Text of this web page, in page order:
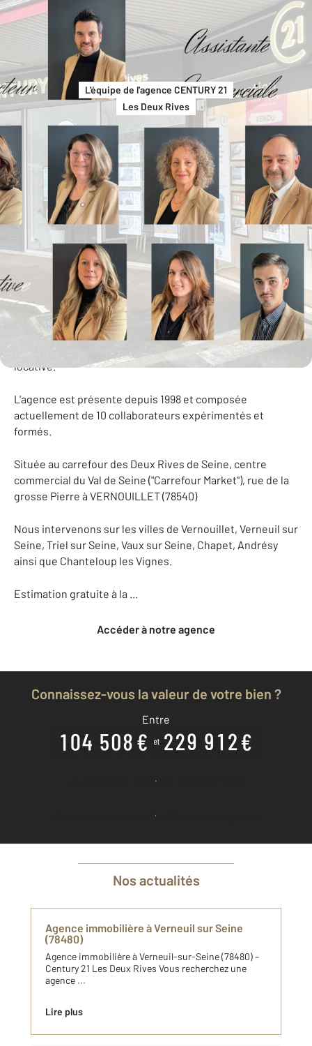
L'équipe de l'agence CENTURY 21
Les Deux Rives
Bienvenue chez Century 21 Les Deux Rives
Nous sommes heureux de vous accueillir du Lundi au
Samedi pour vous permettre de réaliser vos différents
projets immobiliers : Achat, Vente, Location, Gestion
locative.
L'agence est présente depuis 1998 et composée
actuellement de 10 collaborateurs expérimentés et
formés.
Située au carrefour des Deux Rives de Seine, centre
commercial du Val de Seine ("Carrefour Market"), rue de la
grosse Pierre à VERNOUILLET (78540)
Nous intervenons sur les villes de Vernouillet, Verneuil sur
Seine, Triel sur Seine, Vaux sur Seine, Chapet, Andrésy
ainsi que Chanteloup les Vignes.
Estimation gratuite à la ...
Accéder à notre agence
Connaissez-vous la valeur de votre bien ?
Entre
Je découvre combien vaut mon bien
Je demande une estimation à mon agence
Nos actualités
Agence immobilière à Verneuil sur Seine
(78480)
Agence immobilière à Verneuil-sur-Seine (78480) –
Century 21 Les Deux Rives Vous recherchez une
agence ...
Lire plus